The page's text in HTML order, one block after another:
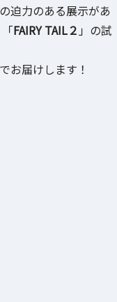
迫力のある展示があ
FAIRY TAIL２ 」の試
お届けします！